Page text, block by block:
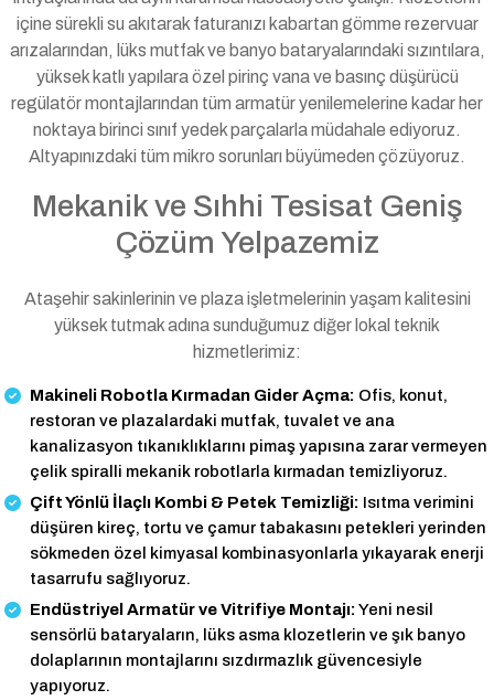
içine sürekli su akıtarak faturanızı kabartan gömme rezervuar
arızalarından, lüks mutfak ve banyo bataryalarındaki sızıntılara,
yüksek katlı yapılara özel pirinç vana ve basınç düşürücü
regülatör montajlarından tüm armatür yenilemelerine kadar her
noktaya birinci sınıf yedek parçalarla müdahale ediyoruz.
Altyapınızdaki tüm mikro sorunları büyümeden çözüyoruz.
Mekanik ve Sıhhi Tesisat Geniş
Çözüm Yelpazemiz
Ataşehir sakinlerinin ve plaza işletmelerinin yaşam kalitesini
yüksek tutmak adına sunduğumuz diğer lokal teknik
hizmetlerimiz:
Makineli Robotla Kırmadan Gider Açma: Ofis, konut,
restoran ve plazalardaki mutfak, tuvalet ve ana
kanalizasyon tıkanıklıklarını pimaş yapısına zarar vermeyen
çelik spiralli mekanik robotlarla kırmadan temizliyoruz.
Çift Yönlü İlaçlı Kombi & Petek Temizliği: Isıtma verimini
düşüren kireç, tortu ve çamur tabakasını petekleri yerinden
sökmeden özel kimyasal kombinasyonlarla yıkayarak enerji
tasarrufu sağlıyoruz.
Endüstriyel Armatür ve Vitrifiye Montajı:Yeni nesil
sensörlü bataryaların, lüks asma klozetlerin ve şık banyo
dolaplarının montajlarını sızdırmazlık güvencesiyle
yapıyoruz.